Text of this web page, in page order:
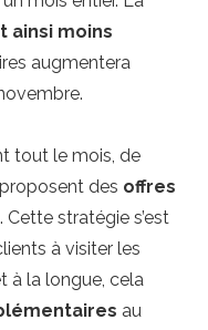
ainsi moins
augmentera
tout le mois, de
des offres
. Cette stratégie s’est
à visiter les
à la longue, cela
au